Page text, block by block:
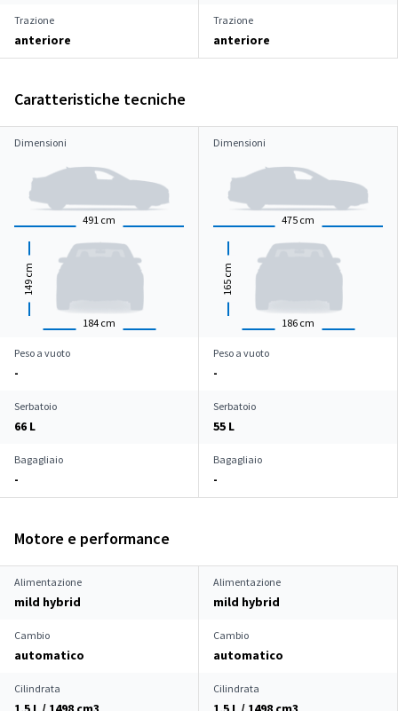
Trazione
anteriore
Trazione
anteriore
Caratteristiche tecniche
Dimensioni
491 cm
184 cm
149
cm
Dimensioni
475 cm
186 cm
165
cm
Peso a vuoto
-
Peso a vuoto
-
Serbatoio
66 L
Serbatoio
55 L
Bagagliaio
-
Bagagliaio
-
Motore e performance
Alimentazione
mild hybrid
Alimentazione
mild hybrid
Cambio
automatico
Cambio
automatico
Cilindrata Cilindrata